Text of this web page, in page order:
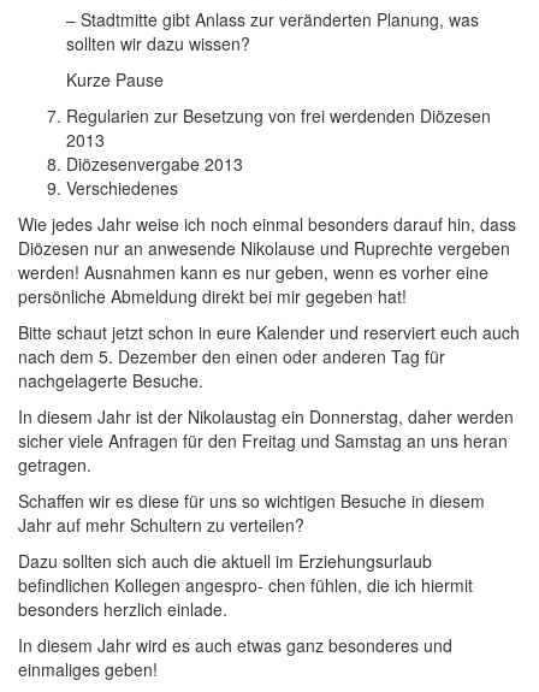
– Stadtmitte gibt Anlass zur veränderten Planung, was
sollten wir dazu wissen?
Kurze Pause
Regularien zur Besetzung von frei werdenden Diözesen
2013
Diözesenvergabe 2013
Verschiedenes
Wie jedes Jahr weise ich noch einmal besonders darauf hin, dass
Diözesen nur an anwesende Nikolause und Ruprechte vergeben
werden! Ausnahmen kann es nur geben, wenn es vorher eine
persönliche Abmeldung direkt bei mir gegeben hat!
Bitte schaut jetzt schon in eure Kalender und reserviert euch auch
nach dem 5. Dezember den einen oder anderen Tag für
nachgelagerte Besuche.
In diesem Jahr ist der Nikolaustag ein Donnerstag, daher werden
sicher viele Anfragen für den Freitag und Samstag an uns heran
getragen.
Schaffen wir es diese für uns so wichtigen Besuche in diesem
Jahr auf mehr Schultern zu verteilen?
Dazu sollten sich auch die aktuell im Erziehungsurlaub
befindlichen Kollegen angespro- chen fühlen, die ich hiermit
besonders herzlich einlade.
In diesem Jahr wird es auch etwas ganz besonderes und
einmaliges geben!